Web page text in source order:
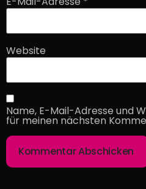
Website
Name, E-Mail-Adresse und
für meinen nächsten